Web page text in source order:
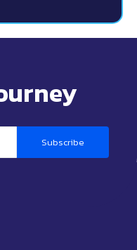
Subscribe